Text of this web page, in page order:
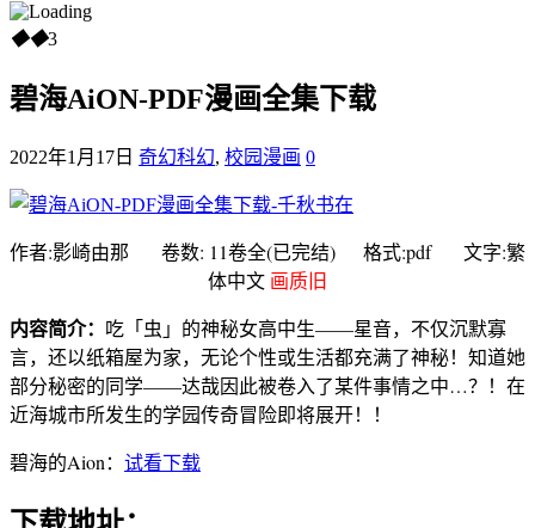
◆◆3
碧海AiON-PDF漫画全集下载
2022年1月17日 奇幻科幻, 校园漫画 0
作者:影崎由那 卷数: 11卷全(已完结) 格式:pdf 文字:繁
体中文 画质旧
内容简介： 吃「虫」的神秘女高中生——星音，不仅沉默寡
言，还以纸箱屋为家，无论个性或生活都充满了神秘！知道她
部分秘密的同学——达哉因此被卷入了某件事情之中…？！在
近海城市所发生的学园传奇冒险即将展开！！
碧海的Aion： 试看下载